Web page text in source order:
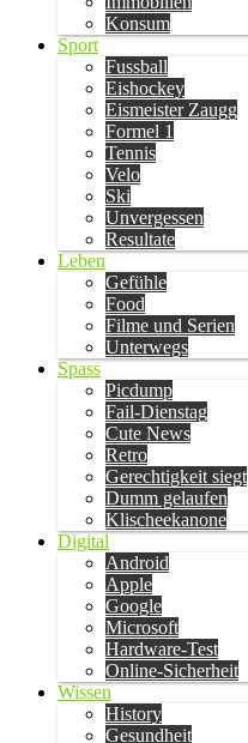
Konsum
Sport
Fussball
Eishockey
Eismeister Zaugg
Formel 1
Tennis
Velo
Ski
Unvergessen
Resultate
Leben
Gefühle
Food
Filme und Serien
Unterwegs
Spass
Picdump
Fail-Dienstag
Cute News
Retro
Gerechtigkeit siegt
Dumm gelaufen
Klischeekanone
Digital
Android
Apple
Google
Microsoft
Hardware-Test
Online-Sicherheit
Wissen
History
Gesundheit